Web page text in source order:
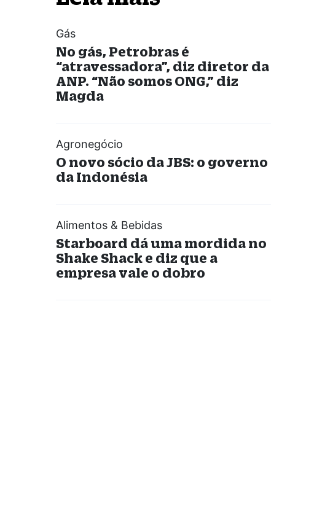
Gás
No gás, Petrobras é
“atravessadora”, diz diretor da
ANP. “Não somos ONG,” diz
Magda
Agronegócio
O novo sócio da JBS: o governo
da Indonésia
Alimentos & Bebidas
Starboard dá uma mordida no
Shake Shack e diz que a
empresa vale o dobro